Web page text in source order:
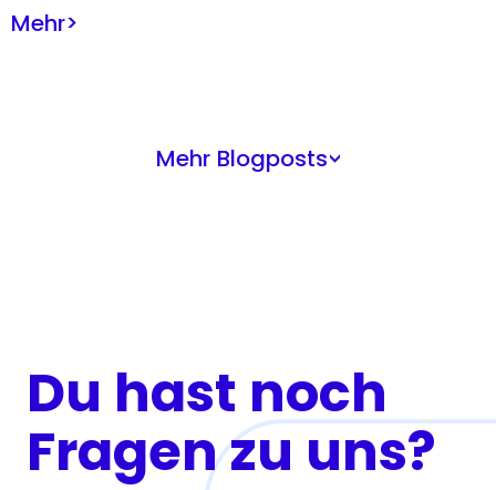
Mehr>
Mehr Blogposts>
Du hast noch
Fragen zu uns?